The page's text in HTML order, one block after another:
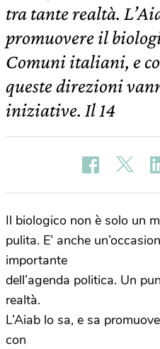
tra tante realtà.
promuovere il
Comuni italiani, e
queste direzioni
iniziative. Il 14
Il biologico non è solo un
pulita. E’ anche
importante
dell’agenda politica. Un
realtà.
L’Aiab lo sa, e sa
con